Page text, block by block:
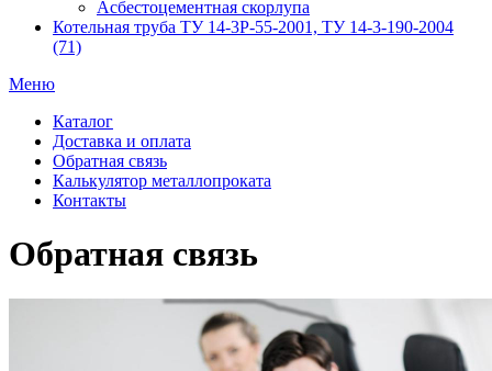
Асбестоцементная скорлупа
Котельная труба ТУ 14-3Р-55-2001, ТУ 14-3-190-2004
(71)
Меню
Каталог
Доставка и оплата
Обратная связь
Калькулятор металлопроката
Контакты
Обратная связь